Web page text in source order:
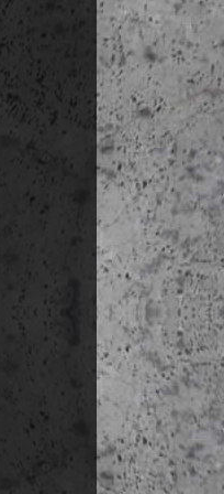
ha az
mail
ez
Az
Az
érintett
Az
Az
jogával.
igénybe
Az
Az
jogalapja.
Az adatok
levélben a